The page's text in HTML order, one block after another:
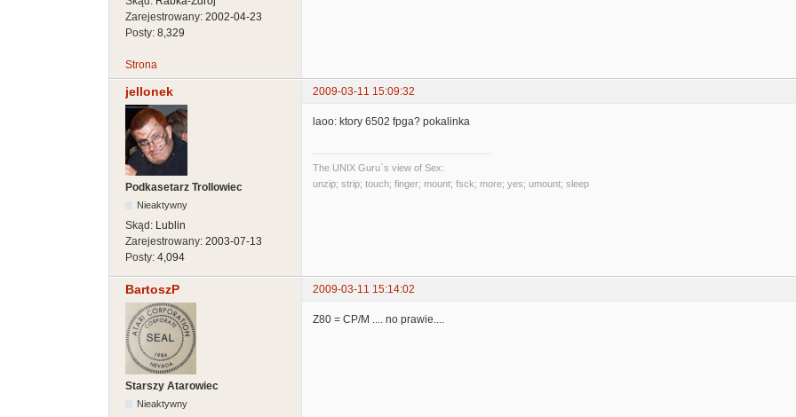
Zarejestrowany: 2002-04-23
Posty: 8,329
Strona
jellonek 2009-03-11 15:09:32
Podkasetarz Trollowiec
Nieaktywny
Skąd: Lublin
Zarejestrowany: 2003-07-13
Posty: 4,094
laoo: ktory 6502 fpga? pokalinka
The UNIX Guru`s view of Sex:
unzip; strip; touch; finger; mount; fsck; more; yes; umount; sleep
BartoszP 2009-03-11 15:14:02
Starszy Atarowiec
Nieaktywny
Z80 = CP/M .... no prawie....